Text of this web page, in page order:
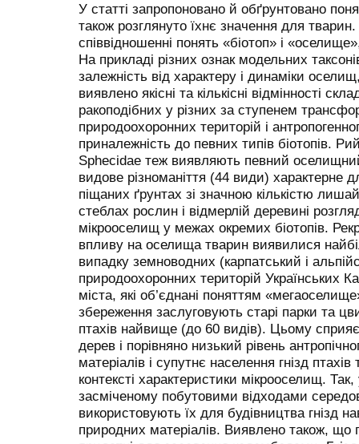
У статті запропоновано й обґрунтовано
також розглянуто їхнє значення для
співвідношенні понять «біотоп» і
На прикладі різних ознак модельних
залежність від характеру і динаміки
виявлено якісні та кількісні відмінності
ракоподібних у різних за ступенем
природоохоронних територій і
приналежність до певних типів біотопів.
Sphecidae теж виявляють певний
видове різноманіття (44 види) характерне
піщаних ґрунтах зі значною кількістю
стеблах рослин і відмерлій деревині
мікрооселищ у межах окремих біотопів.
впливу на оселища тварин виявилися
випадку земноводних (карпатський і
природоохоронних територій Українських
міста, які об’єднані поняттям
збереження заслуговують старі парки та
птахів найвище (до 60 видів). Цьому
дерев і порівняно низький рівень
матеріалів і супутнє населення гнізд
контексті характеристики мікрооселищ.
засміченому побутовими відходами
використовують їх для будівництва гнізд
природних матеріалів. Виявлено також, що